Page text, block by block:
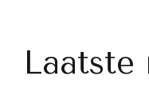
Laatste